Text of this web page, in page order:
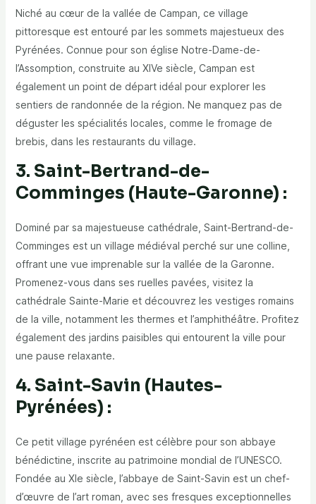
Niché au cœur de la vallée de Campan, ce village
pittoresque est entouré par les sommets majestueux des
Pyrénées. Connue pour son église Notre-Dame-de-
l’Assomption, construite au XIVe siècle, Campan est
également un point de départ idéal pour explorer les
sentiers de randonnée de la région. Ne manquez pas de
déguster les spécialités locales, comme le fromage de
brebis, dans les restaurants du village.
3. Saint-Bertrand-de-
Comminges (Haute-Garonne) :
Dominé par sa majestueuse cathédrale, Saint-Bertrand-de-
Comminges est un village médiéval perché sur une colline,
offrant une vue imprenable sur la vallée de la Garonne.
Promenez-vous dans ses ruelles pavées, visitez la
cathédrale Sainte-Marie et découvrez les vestiges romains
de la ville, notamment les thermes et l’amphithéâtre. Profitez
également des jardins paisibles qui entourent la ville pour
une pause relaxante.
4. Saint-Savin (Hautes-
Pyrénées) :
Ce petit village pyrénéen est célèbre pour son abbaye
bénédictine, inscrite au patrimoine mondial de l’UNESCO.
Fondée au XIe siècle, l’abbaye de Saint-Savin est un chef-
d’œuvre de l’art roman, avec ses fresques exceptionnelles